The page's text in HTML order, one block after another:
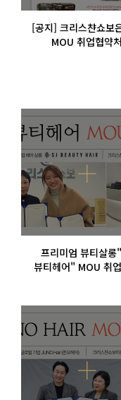
[공지] 크리스챤쇼보
MOU 취업협약처
프리미엄 뷰티살
뷰티헤어" MOU 취